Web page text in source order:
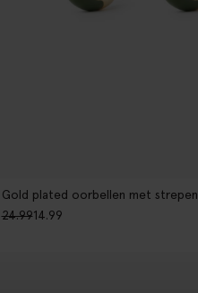
Gold plated oorbellen met strepen
24.9914.99